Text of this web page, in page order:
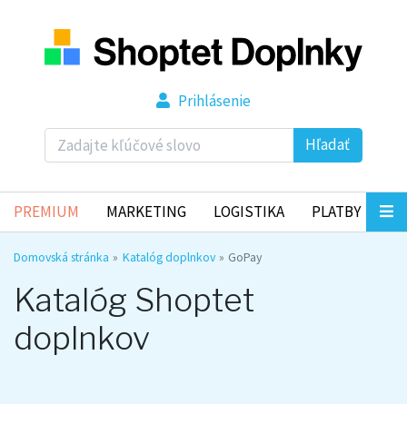
Hľadať
Prihlásenie
PREMIUM MARKETING LOGISTIKA PLATBY
Domovská stránka Katalóg doplnkov GoPay
Katalóg Shoptet
doplnkov